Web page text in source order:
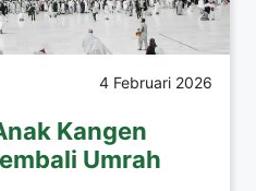
4 Februari 2026
Kangen
Umrah